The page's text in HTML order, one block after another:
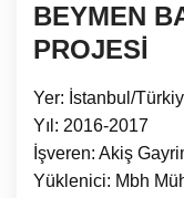
BEYMEN
PROJESİ
Yer: İstanbul/
Yıl: 2016-2017
İşveren: Akiş
Yüklenici: Mbh